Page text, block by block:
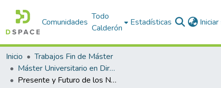
Comunidades
Todo
Calderón
Estadísticas
Inicio
Trabajos Fin de Máster
Máster Universitario en Dirección TIC para la Defensa (MÁSTER DIRETIC). Curso 2020-21
Presente y Futuro de los Nodos Desplegables. Estudio de la viabilidad de la tecnología HCI para albergar servicios clasificados/no clasificados de la OTAN a los nodos de misión desplegables